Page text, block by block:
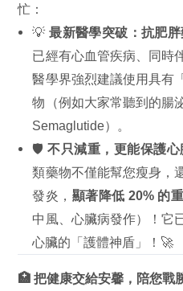
忙：
💡最新醫學突破：抗肥
已經有心血管疾病、同時
醫學界強烈建議使用具有
物（例如大家常聽到的腸
Semaglutide）。
🛡️不只減重，更能保護心
類藥物不僅能幫您瘦身，
發炎， 顯著降低 20% 的
中風、心臟病發作）！它
心臟的「護體神盾」！🚀
🏥 把健康交給安馨，陪您戰